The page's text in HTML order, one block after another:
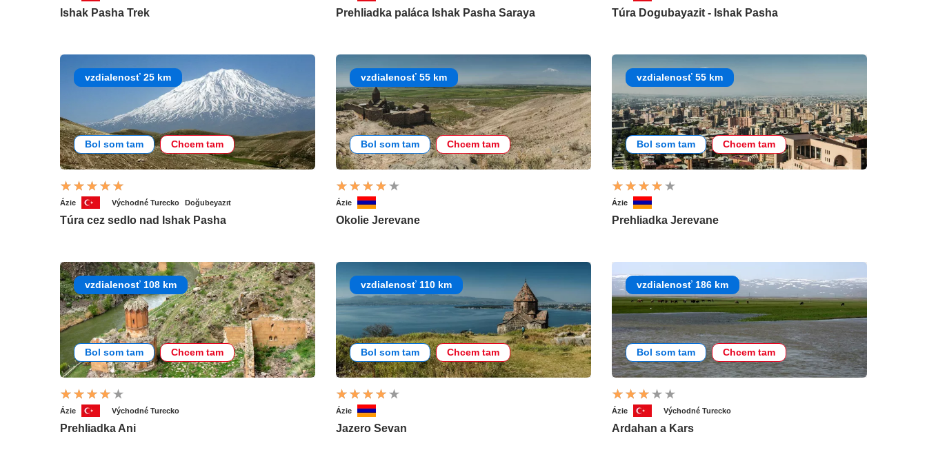
Ishak Pasha Trek Prehliadka paláca Ishak Pasha Saraya Túra Dogubayazit - Ishak Pasha
vzdialenosť 25 km
Bol som tam Chcem tam
Ázie Východné Turecko Doğubeyazıt
Túra cez sedlo nad Ishak Pasha
vzdialenosť 55 km
Bol som tam Chcem tam
Ázie
Okolie Jerevane
vzdialenosť 55 km
Bol som tam Chcem tam
Ázie
Prehliadka Jerevane
vzdialenosť 108 km
Bol som tam Chcem tam
Ázie Východné Turecko
Prehliadka Ani
vzdialenosť 110 km
Bol som tam Chcem tam
Ázie
Jazero Sevan
vzdialenosť 186 km
Bol som tam Chcem tam
Ázie Východné Turecko
Ardahan a Kars